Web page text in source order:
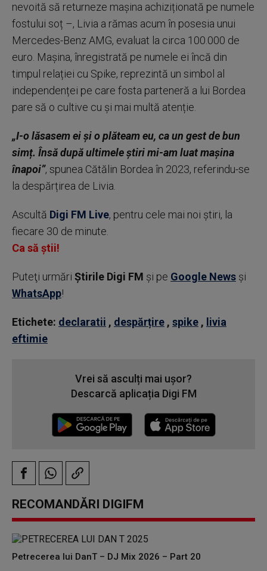
nevoită să returneze mașina achiziționată pe numele
fostului soț –, Livia a rămas acum în posesia unui
Mercedes-Benz AMG, evaluat la circa 100.000 de
euro. Mașina, înregistrată pe numele ei încă din
timpul relației cu Spike, reprezintă un simbol al
independenței pe care fosta parteneră a lui Bordea
pare să o cultive cu și mai multă atenție.
„I-o lăsasem ei și o plăteam eu, ca un gest de bun
simț. Însă după ultimele știri mi-am luat mașina
înapoi”, spunea Cătălin Bordea în 2023, referindu-se
la despărțirea de Livia.
Ascultă Digi FM Live, pentru cele mai noi știri, la
fiecare 30 de minute.
Ca să știi!
Puteţi urmări Știrile Digi FM şi pe Google News şi
WhatsApp!
Etichete: declaratii , despărțire , spike , livia
eftimie
Vrei să asculți mai ușor?
Descarcă aplicația Digi FM
RECOMANDĂRI DIGIFM
Petrecerea lui DanT – DJ Mix 2026 – Part 20